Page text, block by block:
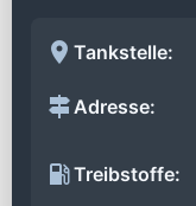
Tankstelle:
Adresse:
Treibstoffe: